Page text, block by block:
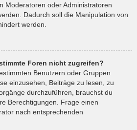
Moderatoren oder Administratoren
Dadurch soll die Manipulation von
werden.
Foren nicht zugreifen?
Benutzern oder Gruppen
einzusehen, Beiträge zu lesen, zu
durchzuführen, brauchst du
Berechtigungen. Frage einen
nach entsprechenden